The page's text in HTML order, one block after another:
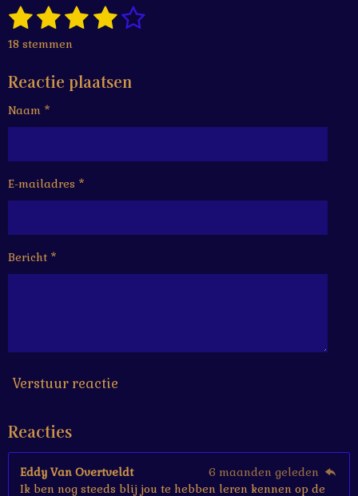
o
k
r
m
R
a
t
n
:
4
1
6
6
6
s
r
r
1
s
t
e
r
2
s
e
r
e
n
3
s
e
r
e
n
4
e
r
e
n
5
e
r
e
n
S
18 stemmen
Reactie plaatsen
Naam *
E-mailadres *
Bericht *
Verstuur reactie
Reacties
Eddy Van Overtveldt
6 maanden geleden
Ik ben nog steeds blij jou te hebben leren kennen op de